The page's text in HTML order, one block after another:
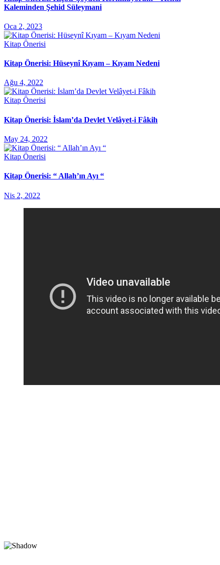
Kaleminden Şehid Süleymani
Oca 2, 2023
Kitap Önerisi
Kitap Önerisi: Hüseynî Kıyam – Kıyam Nedeni
Ağu 4, 2022
Kitap Önerisi
Kitap Önerisi: İslam’da Devlet Velâyet-i Fâkih
May 24, 2022
Kitap Önerisi
Kitap Önerisi: “ Allah’ın Ayı “
Nis 2, 2022